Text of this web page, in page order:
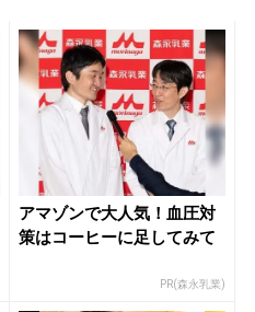
アマゾンで大人気！血圧対
策はコーヒーに足してみて
PR(森永乳業)